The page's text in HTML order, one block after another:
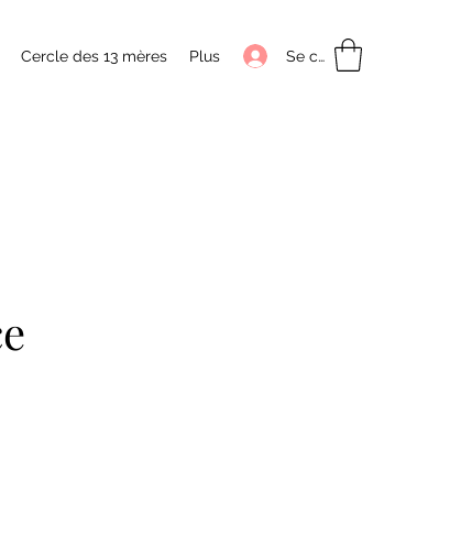
Se connecter
Cercle des 13 mères Plus